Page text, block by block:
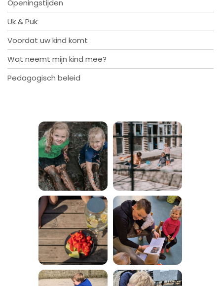
Openingstijden
Uk & Puk
Voordat uw kind komt
Wat neemt mijn kind mee?
Pedagogisch beleid